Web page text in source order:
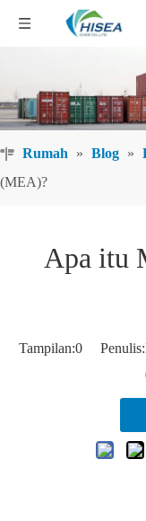
Rumah » Blog »
(MEA)?
Apa itu
Tampilan:0